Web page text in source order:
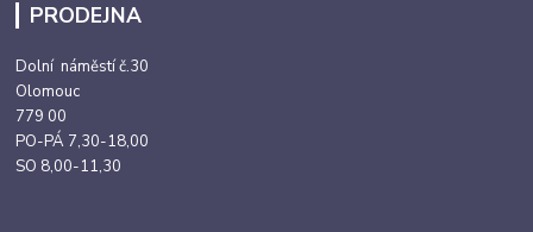
PRODEJNA
Dolní náměstí č.30
Olomouc
779 00
PO-PÁ 7,30-18,00
SO 8,00-11,30